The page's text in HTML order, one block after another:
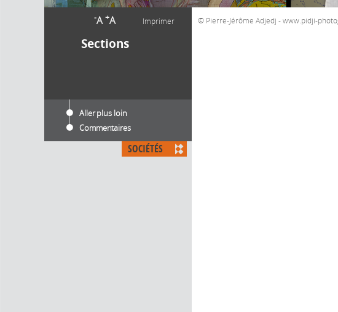
-A +A Imprimer
Sections
Aller plus loin
Commentaires
SOCIÉTÉS
Pierre-Jérôme Adjedj - www.pidji-